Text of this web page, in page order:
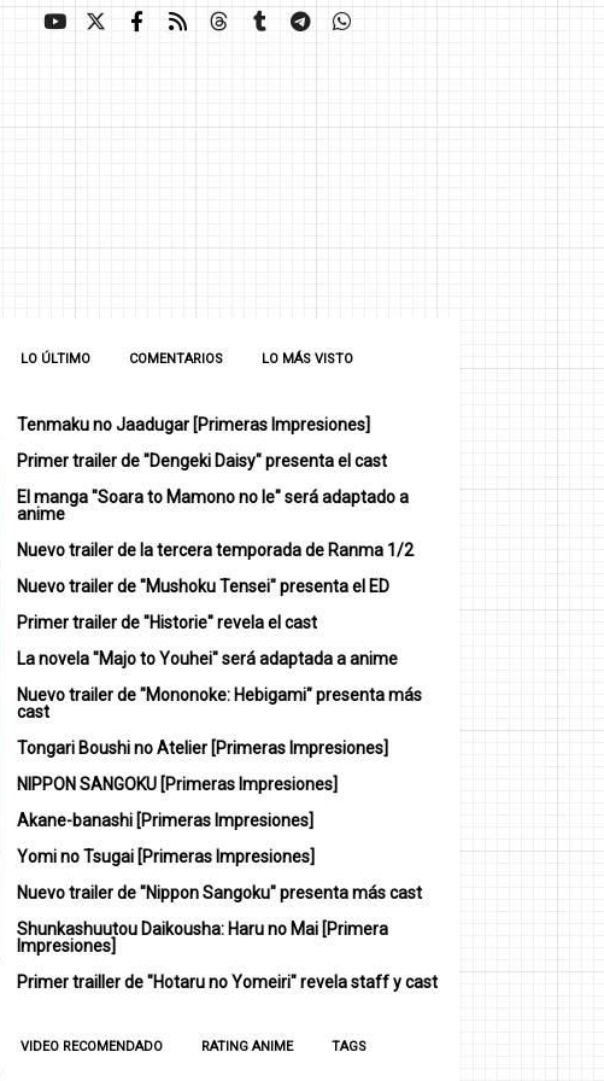
LO ÚLTIMO COMENTARIOS LO MÁS VISTO
Tenmaku no Jaadugar [Primeras Impresiones]
Primer trailer de "Dengeki Daisy" presenta el cast
El manga "Soara to Mamono no Ie" será adaptado a
anime
Nuevo trailer de la tercera temporada de Ranma 1/2
Nuevo trailer de "Mushoku Tensei" presenta el ED
Primer trailer de "Historie" revela el cast
La novela "Majo to Youhei" será adaptada a anime
Nuevo trailer de "Mononoke: Hebigami" presenta más
cast
Tongari Boushi no Atelier [Primeras Impresiones]
NIPPON SANGOKU [Primeras Impresiones]
Akane-banashi [Primeras Impresiones]
Yomi no Tsugai [Primeras Impresiones]
Nuevo trailer de "Nippon Sangoku" presenta más cast
Shunkashuutou Daikousha: Haru no Mai [Primera
Impresiones]
Primer trailler de "Hotaru no Yomeiri" revela staff y cast
VIDEO RECOMENDADO RATING ANIME TAGS